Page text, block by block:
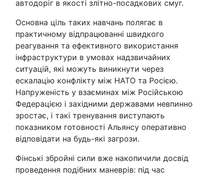
автодоріг в якості злітно-посадкових смуг.
Основна ціль таких навчань полягає в
практичному відпрацюванні швидкого
реагування та ефективного використання
інфраструктури в умовах надзвичайних
ситуацій, які можуть виникнути через
ескалацію конфлікту між НАТО та Росією.
Напруженість у взаєминах між Російською
Федерацією і західними державами невпинно
зростає, і такі тренування виступають
показником готовності Альянсу оперативно
відповідати на будь-які загрози.
Фінські збройні сили вже накопичили досвід
проведення подібних маневрів: під час